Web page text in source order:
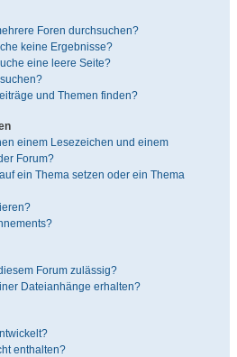
Foren durchsuchen?
keine Ergebnisse?
eine leere Seite?
und Themen finden?
einem Lesezeichen und einem
Forum?
ein Thema setzen oder ein Thema
Forum zulässig?
Dateianhänge erhalten?
enthalten?